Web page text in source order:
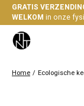
GRATIS
WELKOM in onze
Home / Ecologische